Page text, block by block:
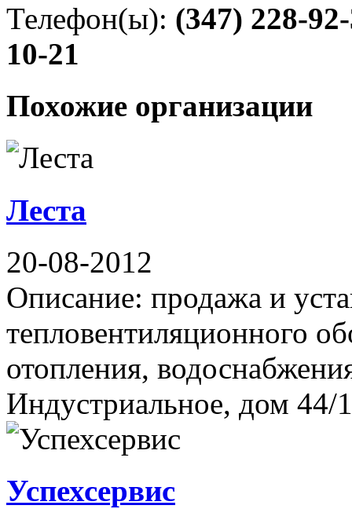
Телефон(ы): (347) 228-
10-21
Похожие организации
Леста
20-08-2012
Описание: продажа и
тепловентиляционного
отопления,
Индустриальное, дом 44/
Успехсервис